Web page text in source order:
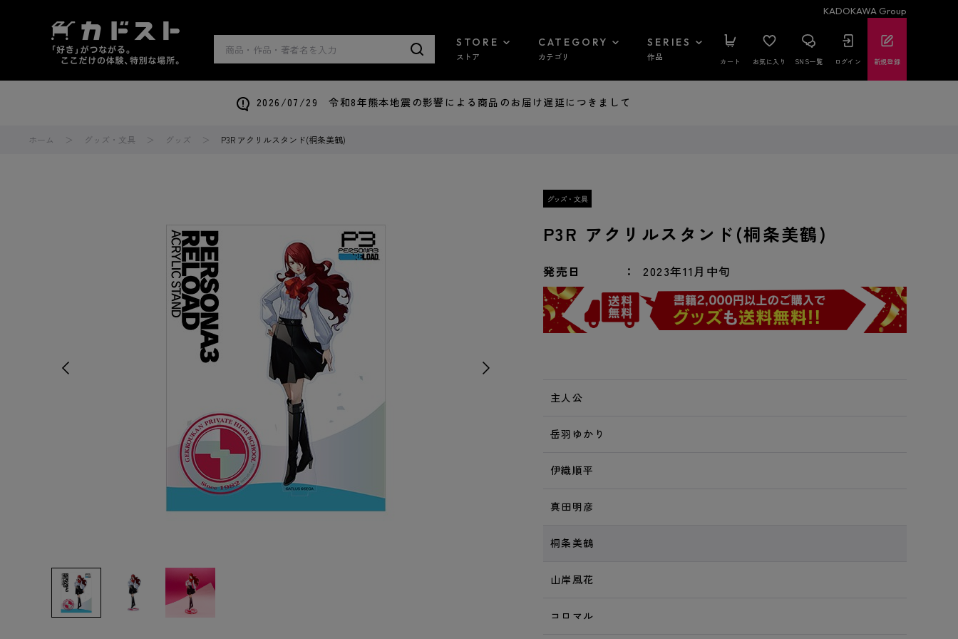
KADOKAWA Group
STORE
ストア
CATEGORY
カテゴリ
SERIES
作品 カート お気に入り SNS一覧 ログイン 新規登録
2026/07/29 令和8年熊本地震の影響による商品のお届け遅延につきまして
ホーム グッズ・文具 グッズ P3R アクリルスタンド(桐条美鶴)
P3R アクリルスタンド(桐条美鶴)
発売日 2023年11月中旬
主人公
岳羽ゆかり
伊織順平
真田明彦
桐条美鶴
山岸風花
コロマル